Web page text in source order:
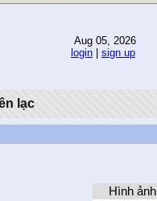
Aug 05, 2026
login
sign up
lạc
Hình ảnh